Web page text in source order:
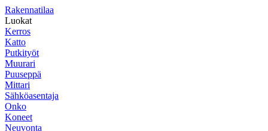
Rakennatilaa
Luokat
Kerros
Katto
Putkityöt
Muurari
Puuseppä
Mittari
Sähköasentaja
Onko
Koneet
Neuvonta